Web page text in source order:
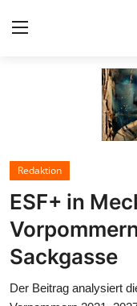
Galerie
GRAFIK
Redaktion
Beiträge
Redaktion
ESF+ in
Sackgasse
Der Beitrag analysiert